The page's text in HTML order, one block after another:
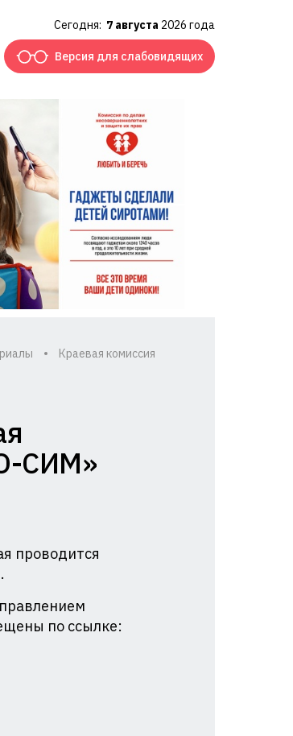
Сегодня: 7 августа 2026 года
Версия для слабовидящих
Краевая комиссия
СИМ»
проводится
по ссылке: